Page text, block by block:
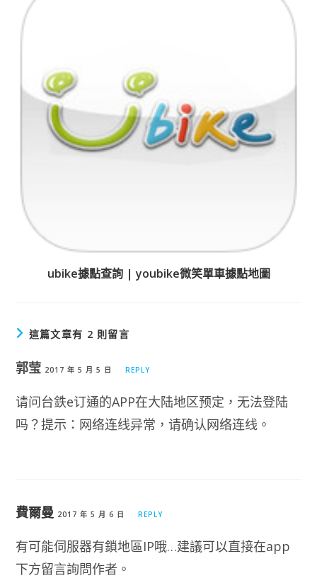
ubike據點查詢 | youbike微笑單車據點地圖
這篇文章有 2 則留言
郭莹 2017 年 5 月 5 日 REPLY
请问台鉄e订通的APP在大陆地区预定，无法登陆
吗？提示：网络连线异常，请确认网络连线。
費爾曼 2017 年 5 月 6 日 REPLY
有可能伺服器有鎖地區IP哦…建議可以直接在app
下方留言詢問作者。